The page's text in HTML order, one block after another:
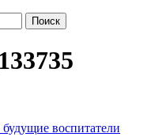
воспитатели